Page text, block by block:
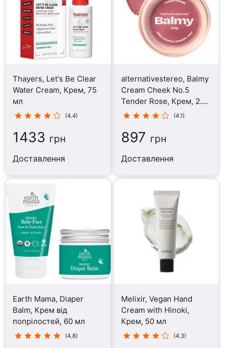
Thayers, Let's Be Clear
Water Cream, Крем, 75
мл
(4.4)
1433 грн
Доставлення
alternativestereo, Balmy
Cream Cheek No.5
Tender Rose, Крем, 2.5
г
(4.1)
897 грн
Доставлення
Earth Mama, Diaper
Balm, Крем від
попрілостей, 60 мл
(4.8)
Melixir, Vegan Hand
Cream with Hinoki,
Крем, 50 мл
(4.3)